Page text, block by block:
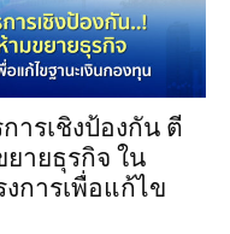
ารเชิงป้องกัน ตี
ายธุรกิจ ใน
การเพื่อแก้ไข